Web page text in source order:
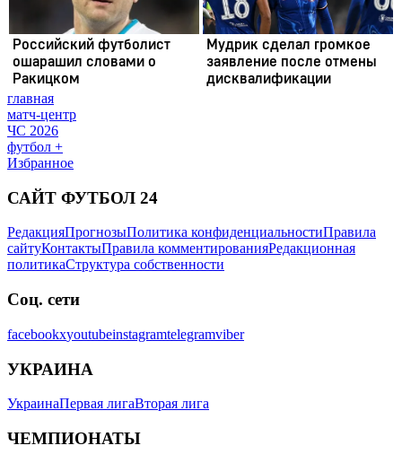
главная
матч-центр
ЧС 2026
футбол +
Избранное
САЙТ ФУТБОЛ 24
РедакцияПрогнозыПолитика конфиденциальностиПравила
сайтуКонтактыПравила комментированияРедакционная
политикаСтруктура собственности
Соц. сети
facebookxyoutubeinstagramtelegramviber
УКРАИНА
УкраинаПервая лигаВторая лига
ЧЕМПИОНАТЫ